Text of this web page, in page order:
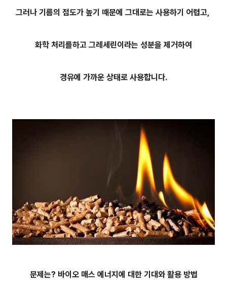
그러나 기름의 점도가 높기 때문에 그대로는 사용하기 어렵고,
화학 처리를하고 그레세린이라는 성분을 제거하여
경유에 가까운 상태로 사용합니다.
문제는? 바이오 매스 에너지에 대한 기대와 활용 방법